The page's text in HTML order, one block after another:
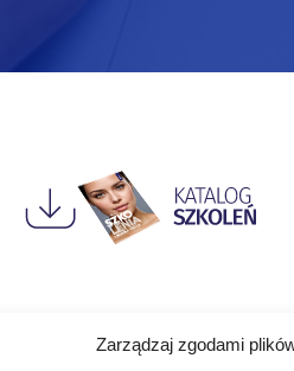
Zarządzaj zgodami